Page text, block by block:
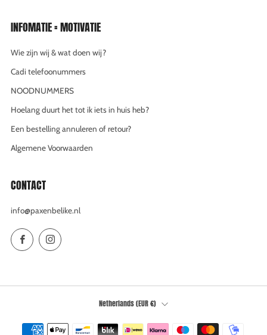
INFOMATIE = MOTIVATIE
Wie zijn wij & wat doen wij?
Cadi telefoonummers
NOODNUMMERS
Hoelang duurt het tot ik iets in huis heb?
Een bestelling annuleren of retour?
Algemene Voorwaarden
CONTACT
info@paxenbelike.nl
FacebookInstagram
COUNTRY
Netherlands (EUR €)